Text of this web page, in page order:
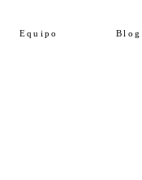
Equipo Blog